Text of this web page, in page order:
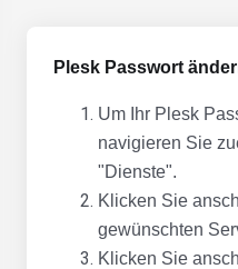
Plesk Passwort
Um Ihr Plesk
navigieren Sie
"Dienste".
Klicken Sie
gewünschten
Klicken Sie